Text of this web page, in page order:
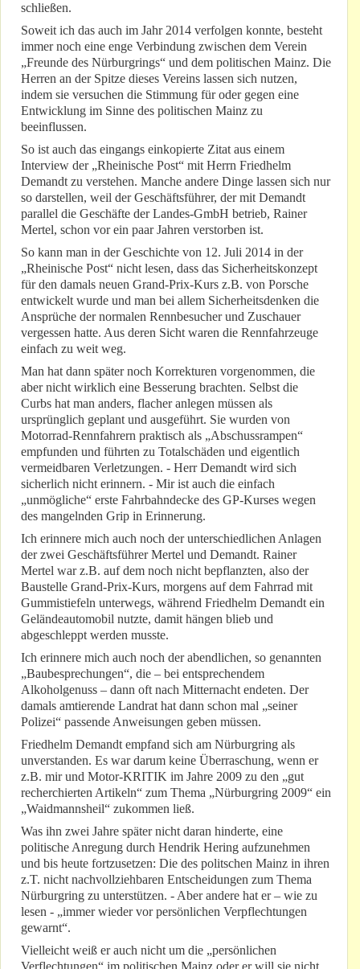
schließen.
Soweit ich das auch im Jahr 2014 verfolgen konnte, besteht
immer noch eine enge Verbindung zwischen dem Verein
„Freunde des Nürburgrings“ und dem politischen Mainz. Die
Herren an der Spitze dieses Vereins lassen sich nutzen,
indem sie versuchen die Stimmung für oder gegen eine
Entwicklung im Sinne des politischen Mainz zu
beeinflussen.
So ist auch das eingangs einkopierte Zitat aus einem
Interview der „Rheinische Post“ mit Herrn Friedhelm
Demandt zu verstehen. Manche andere Dinge lassen sich nur
so darstellen, weil der Geschäftsführer, der mit Demandt
parallel die Geschäfte der Landes-GmbH betrieb, Rainer
Mertel, schon vor ein paar Jahren verstorben ist.
So kann man in der Geschichte von 12. Juli 2014 in der
„Rheinische Post“ nicht lesen, dass das Sicherheitskonzept
für den damals neuen Grand-Prix-Kurs z.B. von Porsche
entwickelt wurde und man bei allem Sicherheitsdenken die
Ansprüche der normalen Rennbesucher und Zuschauer
vergessen hatte. Aus deren Sicht waren die Rennfahrzeuge
einfach zu weit weg.
Man hat dann später noch Korrekturen vorgenommen, die
aber nicht wirklich eine Besserung brachten. Selbst die
Curbs hat man anders, flacher anlegen müssen als
ursprünglich geplant und ausgeführt. Sie wurden von
Motorrad-Rennfahrern praktisch als „Abschussrampen“
empfunden und führten zu Totalschäden und eigentlich
vermeidbaren Verletzungen. - Herr Demandt wird sich
sicherlich nicht erinnern. - Mir ist auch die einfach
„unmögliche“ erste Fahrbahndecke des GP-Kurses wegen
des mangelnden Grip in Erinnerung.
Ich erinnere mich auch noch der unterschiedlichen Anlagen
der zwei Geschäftsführer Mertel und Demandt. Rainer
Mertel war z.B. auf dem noch nicht bepflanzten, also der
Baustelle Grand-Prix-Kurs, morgens auf dem Fahrrad mit
Gummistiefeln unterwegs, während Friedhelm Demandt ein
Geländeautomobil nutzte, damit hängen blieb und
abgeschleppt werden musste.
Ich erinnere mich auch noch der abendlichen, so genannten
„Baubesprechungen“, die – bei entsprechendem
Alkoholgenuss – dann oft nach Mitternacht endeten. Der
damals amtierende Landrat hat dann schon mal „seiner
Polizei“ passende Anweisungen geben müssen.
Friedhelm Demandt empfand sich am Nürburgring als
unverstanden. Es war darum keine Überraschung, wenn er
z.B. mir und Motor-KRITIK im Jahre 2009 zu den „gut
recherchierten Artikeln“ zum Thema „Nürburgring 2009“ ein
„Waidmannsheil“ zukommen ließ.
Was ihn zwei Jahre später nicht daran hinderte, eine
politische Anregung durch Hendrik Hering aufzunehmen
und bis heute fortzusetzen: Die des politschen Mainz in ihren
z.T. nicht nachvollziehbaren Entscheidungen zum Thema
Nürburgring zu unterstützen. - Aber andere hat er – wie zu
lesen - „immer wieder vor persönlichen Verpflechtungen
gewarnt“.
Vielleicht weiß er auch nicht um die „persönlichen